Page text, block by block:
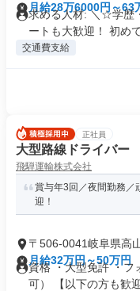
月給28万6000円～63
求める人材: ＼☆学歴
ートも大歓迎！ 初めて
交通費支給
正社員
大型路線ドライバー
飛騨運輸株式会社
賞与年3回／夜間勤務
迎！
〒506-0041岐阜県高
月給32万円～50万円
資格 ・大型免許 ・フ
可） 【以下の方も歓